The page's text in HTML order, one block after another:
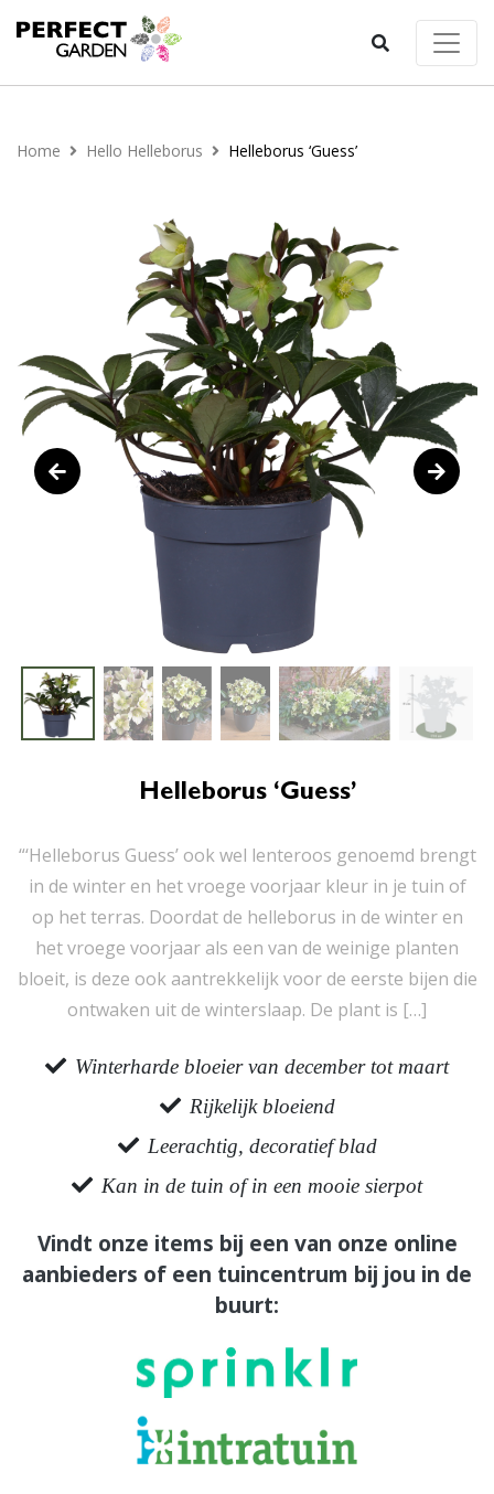
Home Hello Helleborus Helleborus ‘Guess’
Helleborus ‘Guess’
“‘Helleborus Guess’ ook wel lenteroos genoemd brengt
in de winter en het vroege voorjaar kleur in je tuin of
op het terras. Doordat de helleborus in de winter en
het vroege voorjaar als een van de weinige planten
bloeit, is deze ook aantrekkelijk voor de eerste bijen die
ontwaken uit de winterslaap. De plant is […]
Winterharde bloeier van december tot maart
Rijkelijk bloeiend
Leerachtig, decoratief blad
Kan in de tuin of in een mooie sierpot
Vindt onze items bij een van onze online
aanbieders of een tuincentrum bij jou in de
buurt: